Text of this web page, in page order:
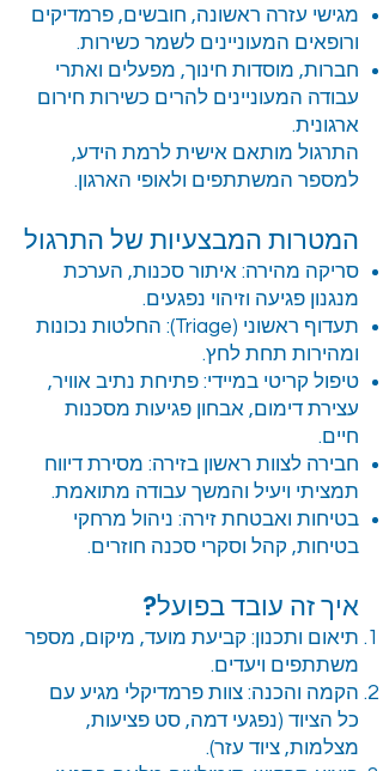
מגישי עזרה ראשונה, חובשים, פרמדיקים
ורופאים המעוניינים לשמר כשירות.
חברות, מוסדות חינוך, מפעלים ואתרי
עבודה המעוניינים להרים כשירות חירום
ארגונית.
התרגול מותאם אישית לרמת הידע,
למספר המשתתפים ולאופי הארגון.
המטרות המבצעיות של התרגול
סריקה מהירה: איתור סכנות, הערכת
מנגנון פגיעה וזיהוי נפגעים.
תעדוף ראשוני (Triage): החלטות נכונות
ומהירות תחת לחץ.
טיפול קריטי במיידי: פתיחת נתיב אוויר,
עצירת דימום, אבחון פגיעות מסכנות
חיים.
חבירה לצוות ראשון בזירה: מסירת דיווח
תמציתי ויעיל והמשך עבודה מתואמת.
בטיחות ואבטחת זירה: ניהול מרחקי
בטיחות, קהל וסקרי סכנה חוזרים.
איך זה עובד בפועל?
תיאום ותכנון: קביעת מועד, מיקום, מספר
משתתפים ויעדים.
הקמה והכנה: צוות פרמדיקלי מגיע עם
כל הציוד (נפגעי דמה, סט פציעות,
מצלמות, ציוד עזר).